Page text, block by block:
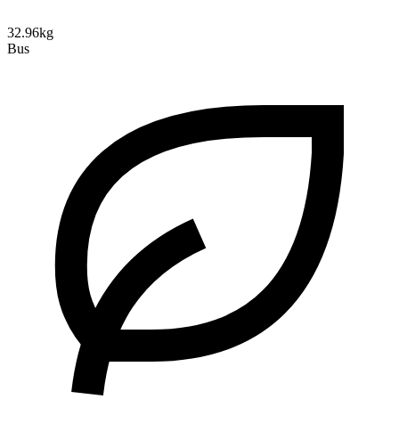
32.96kg
Bus